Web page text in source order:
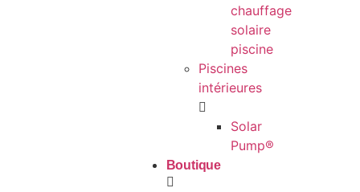
chauffage
solaire
piscine
Piscines
intérieures
Solar
Pump®
Boutique